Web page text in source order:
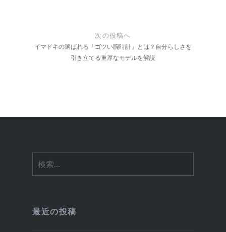
次の投稿へ
イマドキの選ばれる「ゴツい腕時計」とは？自分らしさを
引き立てる重厚なモデルを解説
索:
最近の投稿